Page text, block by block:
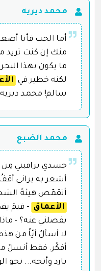
محمد ديريه
أما الحب فأنا
منك إن كنت تريد
ما يكون بهذا
لكنه خطير في
سالم! محمد ديريه
محمد الضبع
جسدي يراقبني مِن
أشعر به يراني
أتقمّص هيئةَ
الأعماق - فيمَ
يفصلني عنه؟ -
لا أسألُ أيّاً من
أفكّر. فقط أنسلّ
بارد وأتجه...